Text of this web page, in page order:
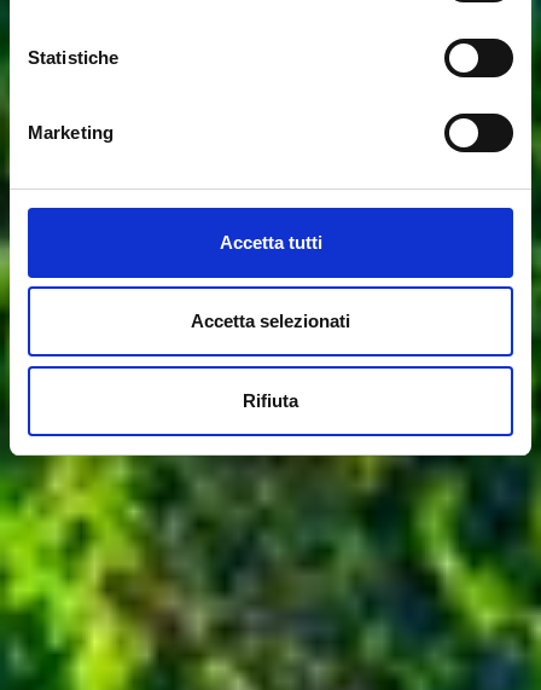
Statistiche
Marketing
Accetta tutti
Accetta selezionati
Rifiuta